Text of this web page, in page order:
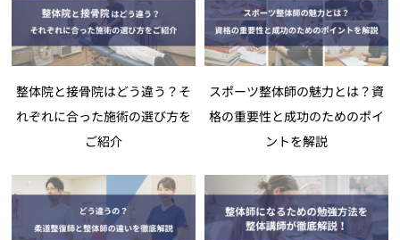
整体院と接骨院はどう違う？そ
れぞれに合った施術の選び方を
ご紹介
スポーツ整体師の魅力とは？資
格の重要性と成功のためのポイ
ントを解説